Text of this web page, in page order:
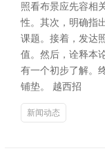
照看布景应先容相
性。其次，明确指
课题。接着，发达
值。然后，诠释本
有一个初步了解。
铺垫。 越西招
新闻动态